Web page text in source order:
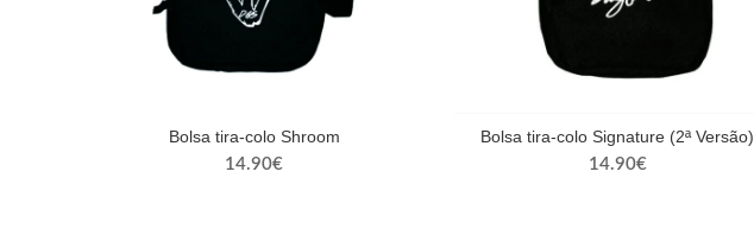
Bolsa tira-colo Shroom
14.90€
Bolsa tira-colo Signature (2ª Versão)
14.90€